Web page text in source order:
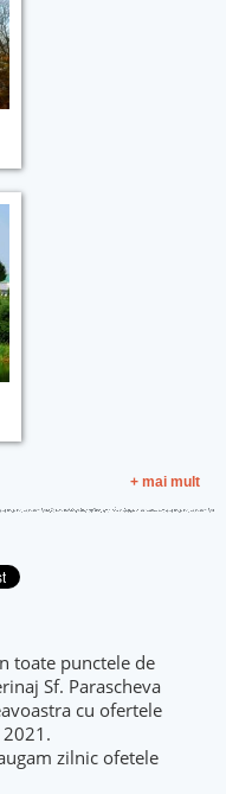
+ mai mult
toate punctele de
Sf. Parascheva
cu ofertele
zilnic ofetele